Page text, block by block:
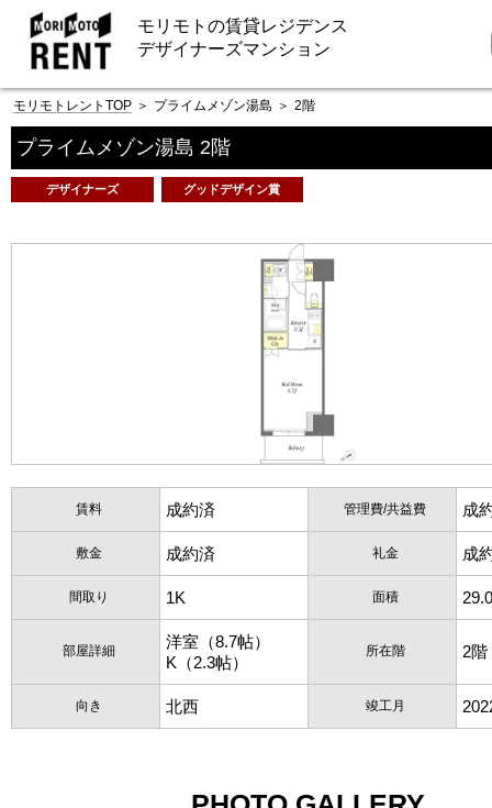
モリモトの賃貸レジデンス
デザイナーズマンション
モリモトレントTOP ＞ プライムメゾン湯島 ＞ 2階
プライムメゾン湯島 2階
デザイナーズ グッドデザイン賞
賃料 成約済 管理費/共益費 成
敷金 成約済 礼金 成
間取り 1K 面積
部屋詳細
洋室（8.7帖）
K（2.3帖）
所在階 2階
向き 北西 竣工月